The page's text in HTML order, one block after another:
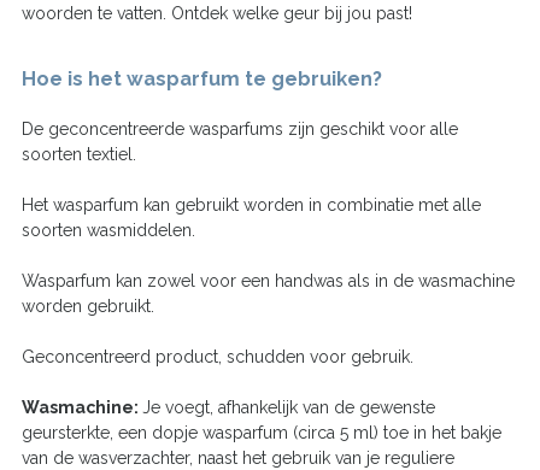
woorden te vatten. Ontdek welke geur bij jou past!
Hoe is het wasparfum te gebruiken?
De geconcentreerde wasparfums zijn geschikt voor alle
soorten textiel.
Het wasparfum kan gebruikt worden in combinatie met alle
soorten wasmiddelen.
Wasparfum kan zowel voor een handwas als in de wasmachine
worden gebruikt.
Geconcentreerd product, schudden voor gebruik.
Wasmachine: Je voegt, afhankelijk van de gewenste
geursterkte, een dopje wasparfum (circa 5 ml) toe in het bakje
van de wasverzachter, naast het gebruik van je reguliere